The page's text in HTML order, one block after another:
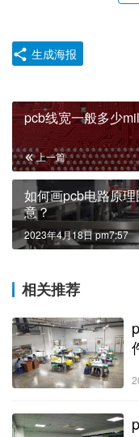
生成海报
pcb线宽一般多少
上一篇
如何画pcb电路原
意？
2023年4月18日 pm7:57
相关推荐